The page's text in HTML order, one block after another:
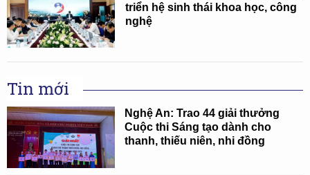
triển hệ sinh thái khoa học, công
nghệ
Tin mới
Nghệ An: Trao 44 giải thưởng
Cuộc thi Sáng tạo dành cho
thanh, thiếu niên, nhi đồng